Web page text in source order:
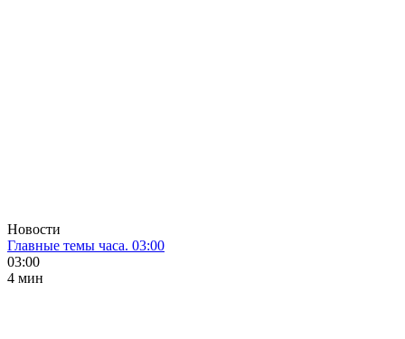
Новости
Главные темы часа. 03:00
03:00
4 мин